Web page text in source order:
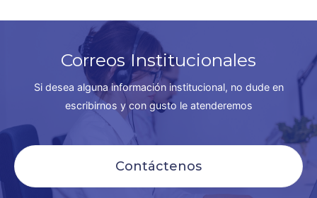
Correos Institucionales
Si desea alguna información institucional, no dude en
escribirnos y con gusto le atenderemos
Contáctenos